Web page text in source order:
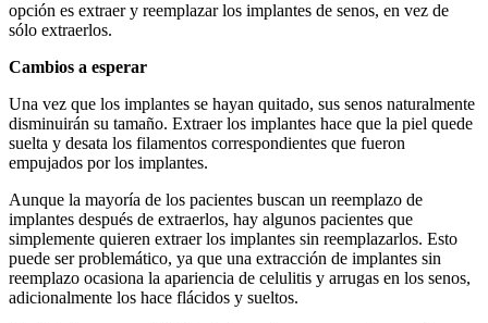
opción es extraer y reemplazar los implantes de senos, en vez de
sólo extraerlos.
Cambios a esperar
Una vez que los implantes se hayan quitado, sus senos naturalmente
disminuirán su tamaño. Extraer los implantes hace que la piel quede
suelta y desata los filamentos correspondientes que fueron
empujados por los implantes.
Aunque la mayoría de los pacientes buscan un reemplazo de
implantes después de extraerlos, hay algunos pacientes que
simplemente quieren extraer los implantes sin reemplazarlos. Esto
puede ser problemático, ya que una extracción de implantes sin
reemplazo ocasiona la apariencia de celulitis y arrugas en los senos,
adicionalmente los hace flácidos y sueltos.